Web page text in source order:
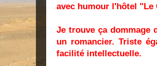
avec humour l'hôtel "Le
Je trouve ça dommage
un romancier. Triste
facilité intellectuelle.